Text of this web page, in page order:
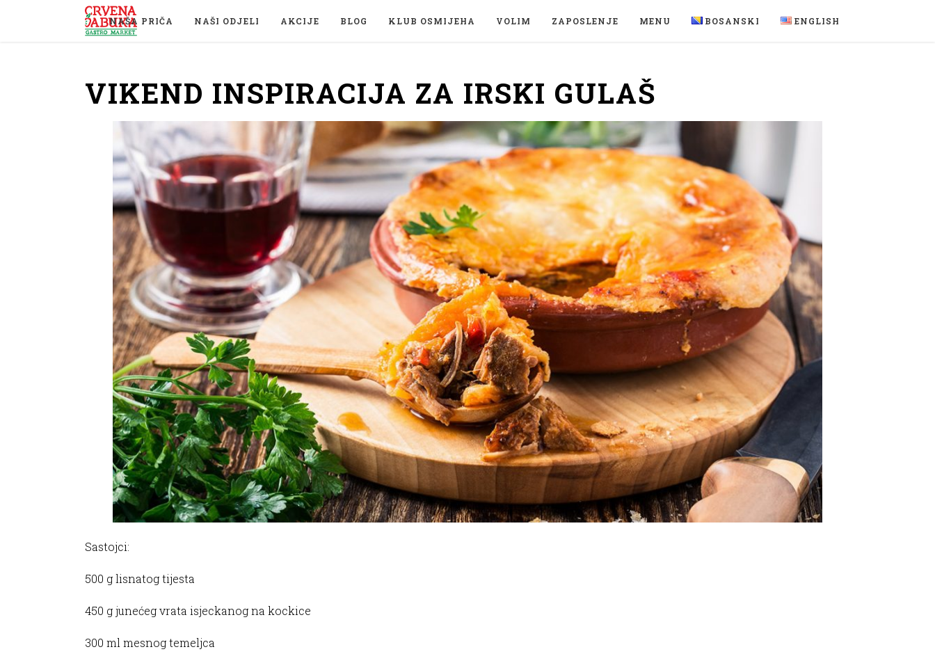
NAŠA PRIČA NAŠI ODJELI AKCIJE BLOG KLUB OSMIJEHA VOLIM ZAPOSLENJE MENU BOSANSKI ENGLISH
VIKEND INSPIRACIJA ZA IRSKI GULAŠ
Sastojci:
500 g lisnatog tijesta
450 g junećeg vrata isjeckanog na kockice
300 ml mesnog temeljca